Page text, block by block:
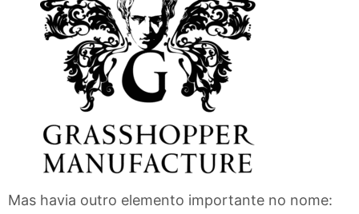
Mas havia outro elemento importante no nome: